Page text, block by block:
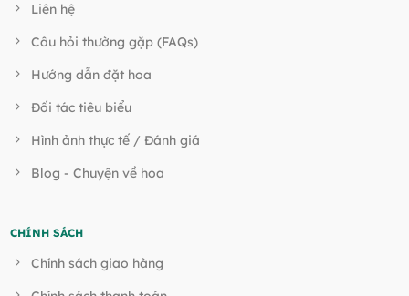
Liên hệ
Câu hỏi thường gặp (FAQs)
Hướng dẫn đặt hoa
Đối tác tiêu biểu
Hình ảnh thực tế / Đánh giá
Blog - Chuyện về hoa
CHÍNH SÁCH
Chính sách giao hàng